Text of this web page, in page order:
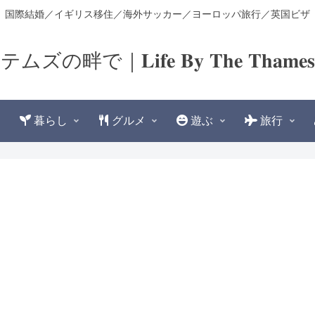
国際結婚／イギリス移住／海外サッカー／ヨーロッパ旅行／英国ビザ
ムズの畔で｜𝐋𝐢𝐟𝐞 𝐁𝐲 𝐓𝐡𝐞
暮らし グルメ 遊ぶ 旅行